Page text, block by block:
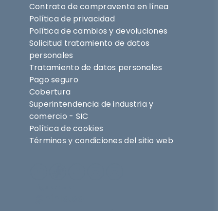
Contrato de compraventa en línea
Política de privacidad
Política de cambios y devoluciones
Solicitud tratamiento de datos
personales
Tratamiento de datos personales
Pago seguro
Cobertura
Superintendencia de industria y
comercio - SIC
Política de cookies
Términos y condiciones del sitio web